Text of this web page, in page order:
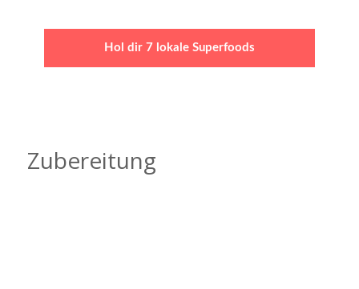
Hol dir 7 lokale Superfoods
Zubereitung